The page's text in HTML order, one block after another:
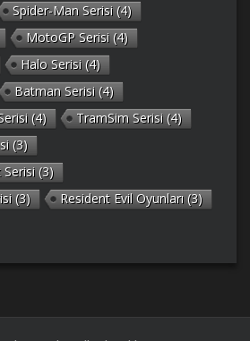
Spider-Man Serisi (4)
MotoGP Serisi (4)
Halo Serisi (4)
Batman Serisi (4)
(4) TramSim Serisi (4)
(3)
(3)
(3) Resident Evil Oyunları (3)